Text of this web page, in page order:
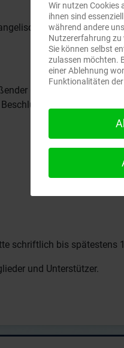
Gedenkminute
schriftlich bis spätestens
und Unterstützer.
Wir nutzen Cookies
ihnen sind
während andere
Nutzererfahrung zu
Sie können selbst
zulassen möchten.
einer Ablehnung
Funktionalitäten